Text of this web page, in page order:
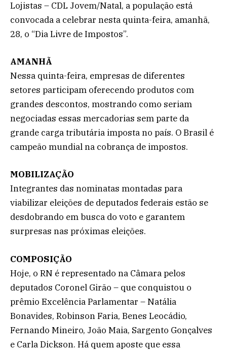
Lojistas – CDL Jovem/Natal, a população está
convocada a celebrar nesta quinta-feira, amanhã,
28, o “Dia Livre de Impostos”.
AMANHÃ
Nessa quinta-feira, empresas de diferentes
setores participam oferecendo produtos com
grandes descontos, mostrando como seriam
negociadas essas mercadorias sem parte da
grande carga tributária imposta no país. O Brasil é
campeão mundial na cobrança de impostos.
MOBILIZAÇÃO
Integrantes das nominatas montadas para
viabilizar eleições de deputados federais estão se
desdobrando em busca do voto e garantem
surpresas nas próximas eleições.
COMPOSIÇÃO
Hoje, o RN é representado na Câmara pelos
deputados Coronel Girão – que conquistou o
prêmio Excelência Parlamentar – Natália
Bonavides, Robinson Faria, Benes Leocádio,
Fernando Mineiro, João Maia, Sargento Gonçalves
e Carla Dickson. Há quem aposte que essa